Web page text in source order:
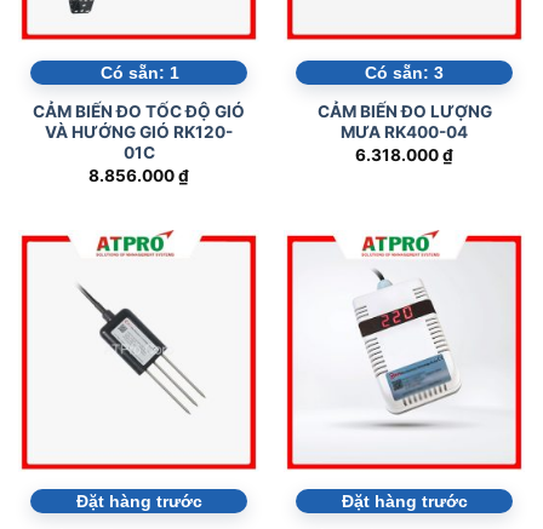
Có sẵn: 1
CẢM BIẾN ĐO TỐC ĐỘ GIÓ
VÀ HƯỚNG GIÓ RK120-
01C
8.856.000₫
Có sẵn: 3
CẢM BIẾN ĐO LƯỢNG
MƯA RK400-04
6.318.000₫
Đặt hàng trước Đặt hàng trước